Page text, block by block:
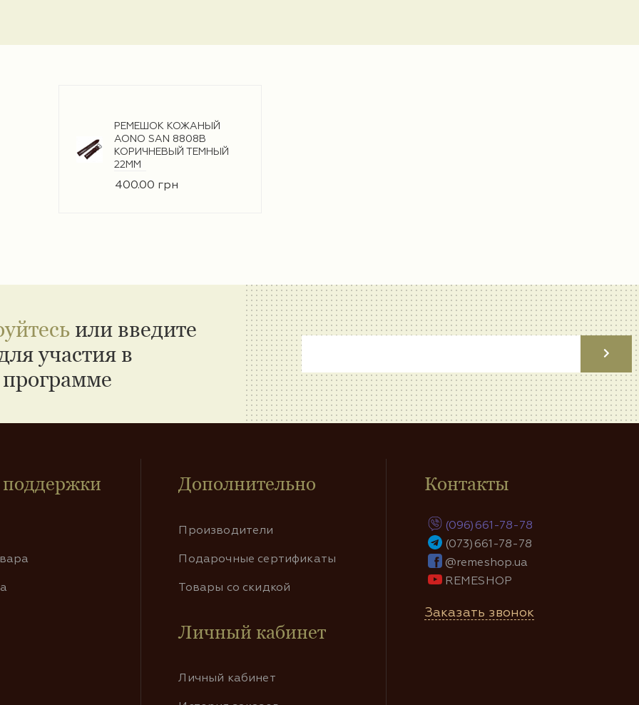
РЕМЕШОК КОЖАНЫЙ
AONO SAN 8808B
КОРИЧНЕВЫЙ ТЕМНЫЙ
22ММ
400.00 грн
или введите
участия в
Дополнительно
Производители
Подарочные сертификаты
Товары со скидкой
Личный кабинет
Личный кабинет
Контакты
(096)661-78-78
(073)661-78-78
@remeshop.ua
REMESHOP
Заказать звонок